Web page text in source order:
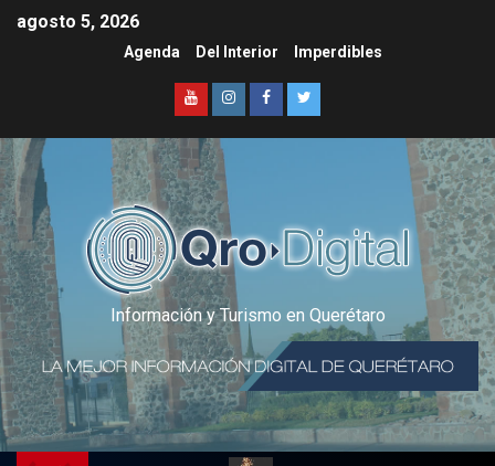
agosto 5, 2026
Agenda Del Interior Imperdibles
Información y Turismo en Querétaro